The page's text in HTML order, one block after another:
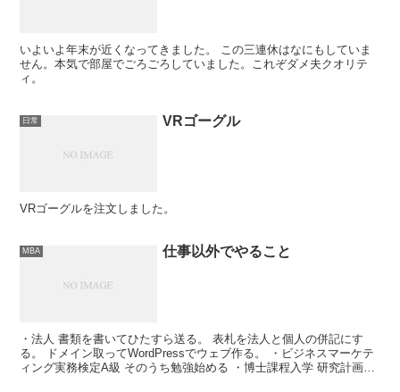
いよいよ年末が近くなってきました。 この三連休はなにもしていま
せん。本気で部屋でごろごろしていました。これぞダメ夫クオリテ
ィ。
日常 VRゴーグル
VRゴーグルを注文しました。
MBA 仕事以外でやること
・法人 書類を書いてひたすら送る。 表札を法人と個人の併記にす
る。 ドメイン取ってWordPressでウェブ作る。 ・ビジネスマーケテ
ィング実務検定A級 そのうち勉強始める ・博士課程入学 研究計画を